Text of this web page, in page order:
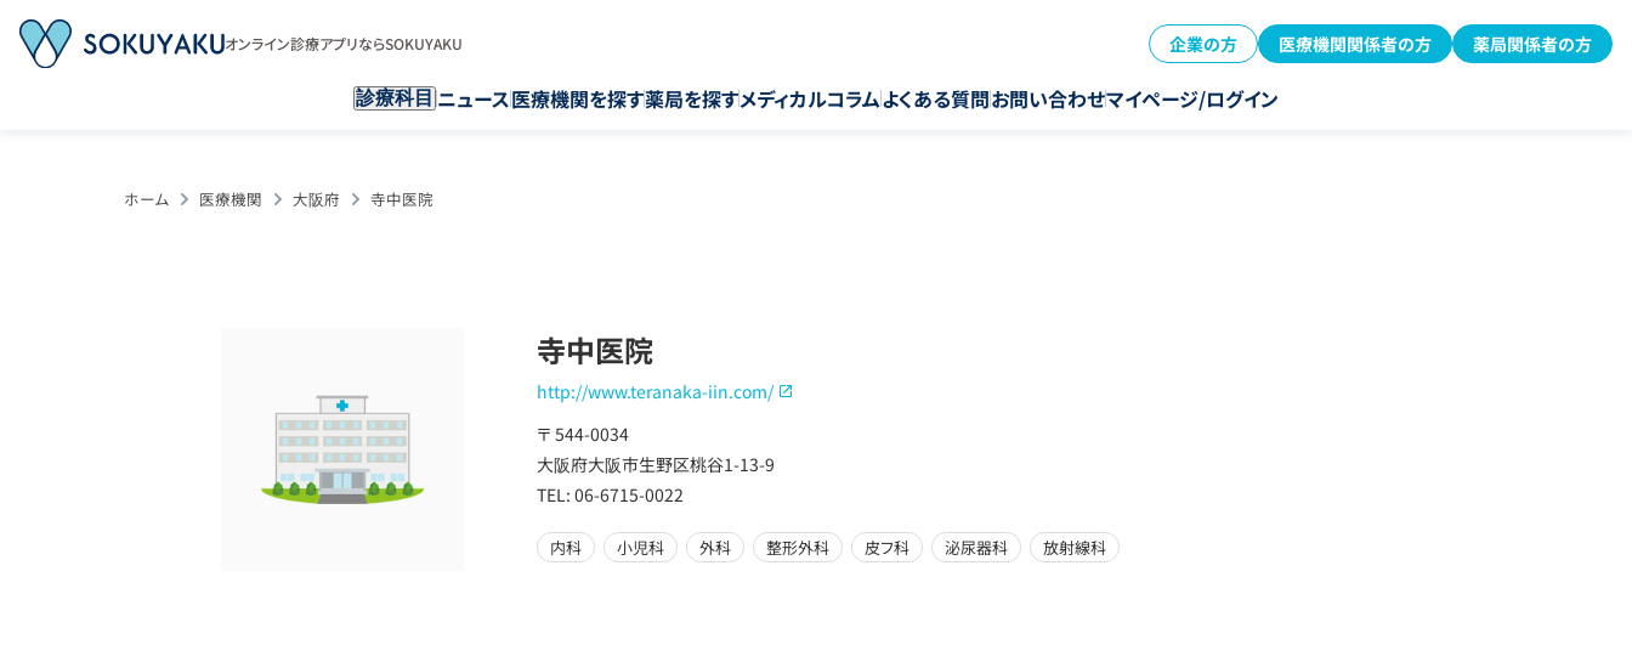
オンライン診療アプリならSOKUYAKU 企業の方 医療機関関係者の方 薬局関係者の方
診療科目 ニュース医療機関を探す薬局を探すメディカルコラムよくある質問お問い合わせマイページ/ログイン
ホーム 医療機関 大阪府 寺中医院
寺中医院
http://www.teranaka-iin.com/
〒 544-0034
大阪府大阪市生野区桃谷1-13-9
TEL: 06-6715-0022
内科 小児科 外科 整形外科 皮フ科 泌尿器科 放射線科